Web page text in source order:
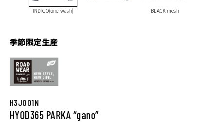
INDIGO(one-wash) BLACK mesh
季節限定生産
H3J001N
HYOD365 PARKA “gano”